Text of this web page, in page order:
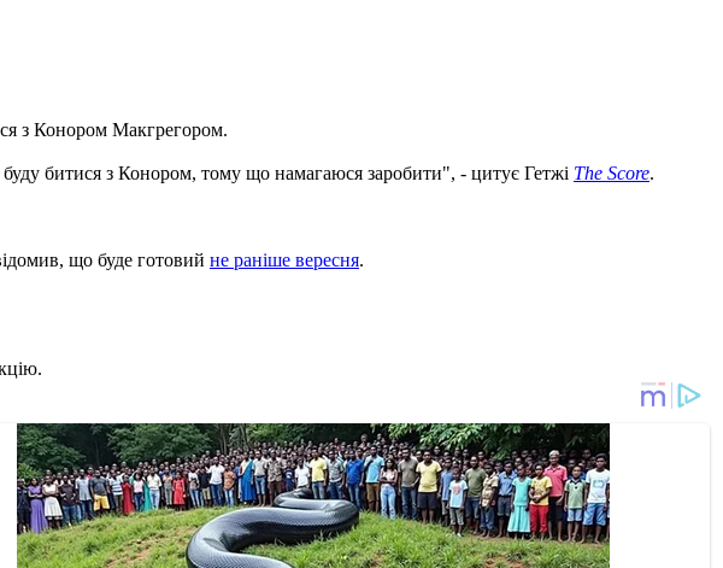
з Конором Макгрегором.
битися з Конором, тому що намагаюся заробити", - цитує Гетжі The Score.
що буде готовий не раніше вересня.